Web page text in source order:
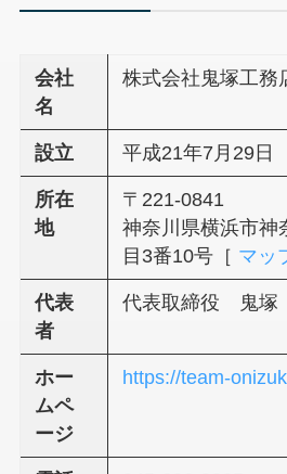
会社
名
株式会社鬼塚工務
設立 平成21年7月29日
所在
地
〒221-0841
神奈川県横浜市神
目3番10号［ マッ
代表
者
代表取締役 鬼塚
ホー
ムペ
ージ
https://team-